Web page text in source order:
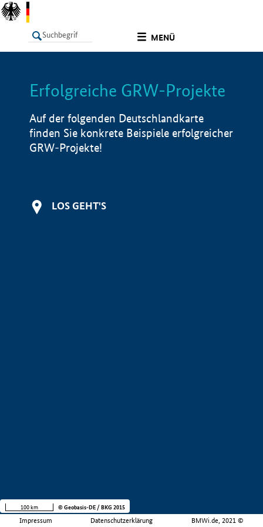
MENÜ
LISTE Info
Erfolgreiche GRW-Projekte
Auf der folgenden Deutschlandkarte
finden Sie konkrete Beispiele erfolgreicher
GRW-Projekte!
LOS GEHT'S
Impressum Datenschutzerklärung BMWi.de, 2021 ©
100 km © Geobasis-DE / BKG 2015